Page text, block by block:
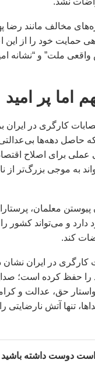
مخالف مانند رضا
حمایت خود را از این
ملت” و “نشانه
اما پر امید
کارگری در ایران
حاصل دهه‌ها
عملی برای اصلاح
به موجی بزرگ‌تر از
پیوستن معلمان،
دارد و می‌تواند کشور
کند.
کارگری در ایران نشان
را حفظ کرده است؛
حق، عدالت و
تنها آتش نارضایتی
دوست داشته باشید